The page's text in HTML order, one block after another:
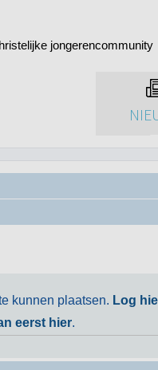
jongerencommunity
kunnen plaatsen. Log
eerst hier.